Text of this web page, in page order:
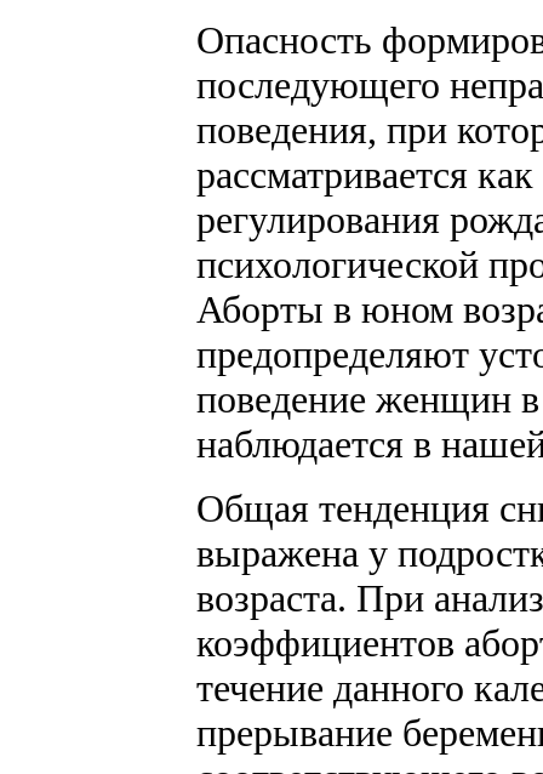
Опасность
последующего
поведения, при
рассматривается
регулирования
психологической
Аборты в юном
предопределяют
поведение женщин
наблюдается в
Общая тенденция
выражена у
возраста. При
коэффициентов
течение данного
прерывание